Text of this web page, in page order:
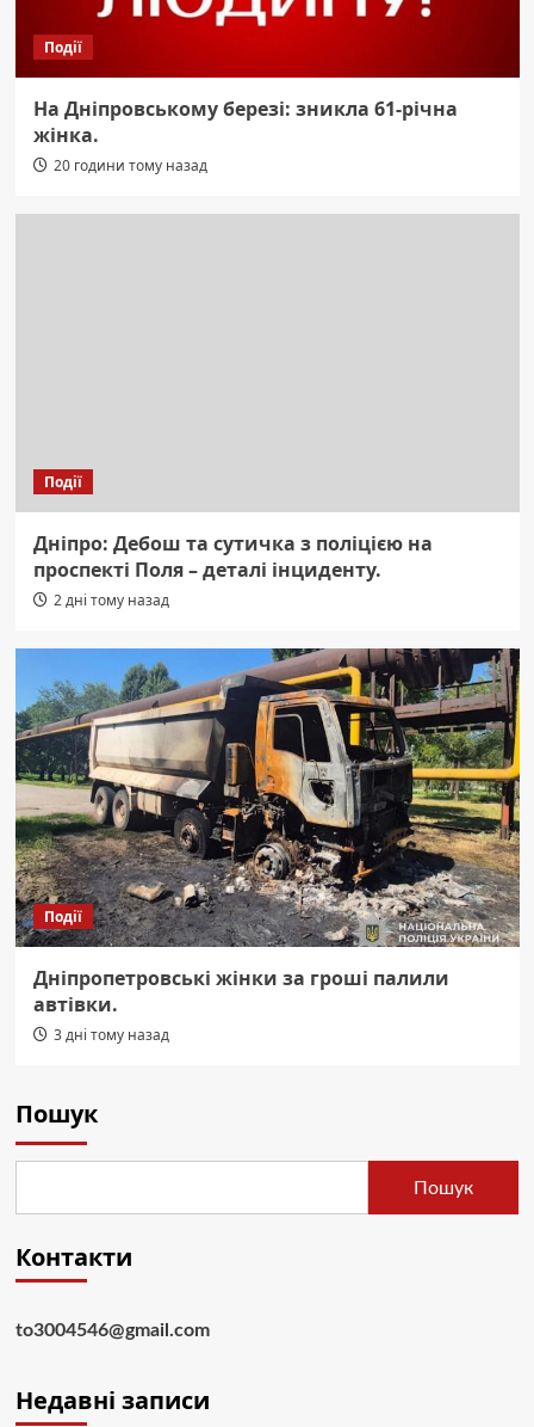
Події
На Дніпровському березі: зникла 61-річна
жінка.
20 години тому назад
Події
Дніпро: Дебош та сутичка з поліцією на
проспекті Поля – деталі інциденту.
2 дні тому назад
Події
Дніпропетровські жінки за гроші палили
автівки.
3 дні тому назад
Пошук
Пошук
Контакти
to3004546@gmail.com
Недавні записи